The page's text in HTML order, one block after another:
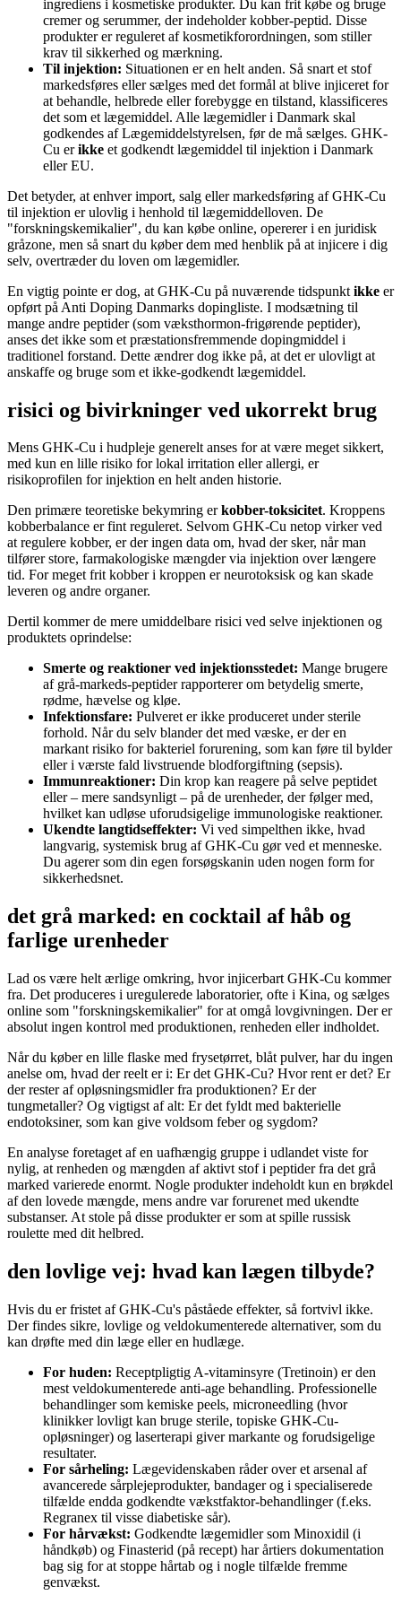
ingrediens i kosmetiske produkter. Du kan frit købe og bruge
cremer og serummer, der indeholder kobber-peptid. Disse
produkter er reguleret af kosmetikforordningen, som stiller
krav til sikkerhed og mærkning.
Til injektion: Situationen er en helt anden. Så snart et stof
markedsføres eller sælges med det formål at blive injiceret for
at behandle, helbrede eller forebygge en tilstand, klassificeres
det som et lægemiddel. Alle lægemidler i Danmark skal
godkendes af Lægemiddelstyrelsen, før de må sælges. GHK-
Cu erikke et godkendt lægemiddel til injektion i Danmark
eller EU.
Det betyder, at enhver import, salg eller markedsføring af GHK-Cu
til injektion er ulovlig i henhold til lægemiddelloven. De
"forskningskemikalier", du kan købe online, opererer i en juridisk
gråzone, men så snart du køber dem med henblik på at injicere i dig
selv, overtræder du loven om lægemidler.
En vigtig pointe er dog, at GHK-Cu på nuværende tidspunkt ikke er
opført på Anti Doping Danmarks dopingliste. I modsætning til
mange andre peptider (som væksthormon-frigørende peptider),
anses det ikke som et præstationsfremmende dopingmiddel i
traditionel forstand. Dette ændrer dog ikke på, at det er ulovligt at
anskaffe og bruge som et ikke-godkendt lægemiddel.
risici og bivirkninger ved ukorrekt brug
Mens GHK-Cu i hudpleje generelt anses for at være meget sikkert,
med kun en lille risiko for lokal irritation eller allergi, er
risikoprofilen for injektion en helt anden historie.
Den primære teoretiske bekymring erkobber-toksicitet. Kroppens
kobberbalance er fint reguleret. Selvom GHK-Cu netop virker ved
at regulere kobber, er der ingen data om, hvad der sker, når man
tilfører store, farmakologiske mængder via injektion over længere
tid. For meget frit kobber i kroppen er neurotoksisk og kan skade
leveren og andre organer.
Dertil kommer de mere umiddelbare risici ved selve injektionen og
produktets oprindelse:
Smerte og reaktioner ved injektionsstedet: Mange brugere
af grå-markeds-peptider rapporterer om betydelig smerte,
rødme, hævelse og kløe.
Infektionsfare: Pulveret er ikke produceret under sterile
forhold. Når du selv blander det med væske, er der en
markant risiko for bakteriel forurening, som kan føre til bylder
eller i værste fald livstruende blodforgiftning (sepsis).
Immunreaktioner: Din krop kan reagere på selve peptidet
eller – mere sandsynligt – på de urenheder, der følger med,
hvilket kan udløse uforudsigelige immunologiske reaktioner.
Ukendte langtidseffekter: Vi ved simpelthen ikke, hvad
langvarig, systemisk brug af GHK-Cu gør ved et menneske.
Du agerer som din egen forsøgskanin uden nogen form for
sikkerhedsnet.
det grå marked: en cocktail af håb og
farlige urenheder
Lad os være helt ærlige omkring, hvor injicerbart GHK-Cu kommer
fra. Det produceres i uregulerede laboratorier, ofte i Kina, og sælges
online som "forskningskemikalier" for at omgå lovgivningen. Der er
absolut ingen kontrol med produktionen, renheden eller indholdet.
Når du køber en lille flaske med frysetørret, blåt pulver, har du ingen
anelse om, hvad der reelt er i: Er det GHK-Cu? Hvor rent er det? Er
der rester af opløsningsmidler fra produktionen? Er der
tungmetaller? Og vigtigst af alt: Er det fyldt med bakterielle
endotoksiner, som kan give voldsom feber og sygdom?
En analyse foretaget af en uafhængig gruppe i udlandet viste for
nylig, at renheden og mængden af aktivt stof i peptider fra det grå
marked varierede enormt. Nogle produkter indeholdt kun en brøkdel
af den lovede mængde, mens andre var forurenet med ukendte
substanser. At stole på disse produkter er som at spille russisk
roulette med dit helbred.
den lovlige vej: hvad kan lægen tilbyde?
Hvis du er fristet af GHK-Cu's påståede effekter, så fortvivl ikke.
Der findes sikre, lovlige og veldokumenterede alternativer, som du
kan drøfte med din læge eller en hudlæge.
For huden: Receptpligtig A-vitaminsyre (Tretinoin) er den
mest veldokumenterede anti-age behandling. Professionelle
behandlinger som kemiske peels, microneedling (hvor
klinikker lovligt kan bruge sterile, topiske GHK-Cu-
opløsninger) og laserterapi giver markante og forudsigelige
resultater.
For sårheling: Lægevidenskaben råder over et arsenal af
avancerede sårplejeprodukter, bandager og i specialiserede
tilfælde endda godkendte vækstfaktor-behandlinger (f.eks.
Regranex til visse diabetiske sår).
For hårvækst: Godkendte lægemidler som Minoxidil (i
håndkøb) og Finasterid (på recept) har årtiers dokumentation
bag sig for at stoppe hårtab og i nogle tilfælde fremme
genvækst.